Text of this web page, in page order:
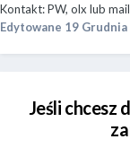
Kontakt: PW, olx lub
Edytowane 19
Jeśli chcesz